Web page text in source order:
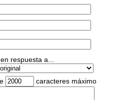
en respuesta a...
caracteres máximo